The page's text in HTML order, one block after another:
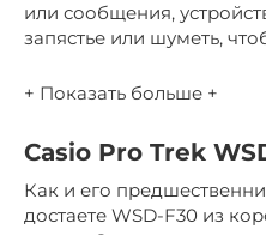
или сообщения,
запястье или шуметь,
+ Показать больше +
Casio Pro Trek
Как и его
достаете WSD-F30 из